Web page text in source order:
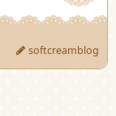
softcreamblog